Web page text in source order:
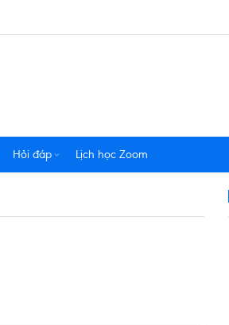
Hỏi đáp Lịch học Zoom